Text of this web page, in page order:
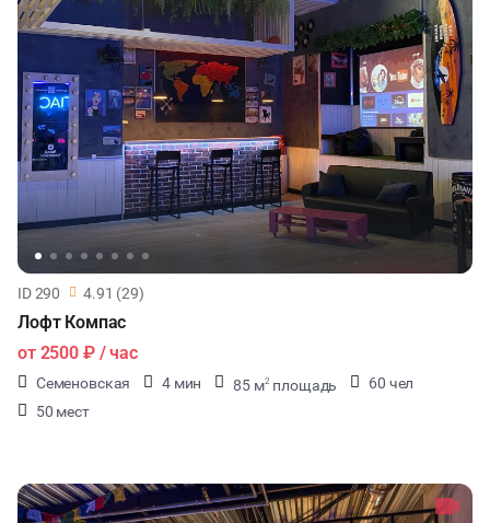
ID 290 4.91 (29)
Лофт Компас
от 2500 ₽/ час
Семеновская 4 мин 85 м2 площадь
60 чел
50 мест